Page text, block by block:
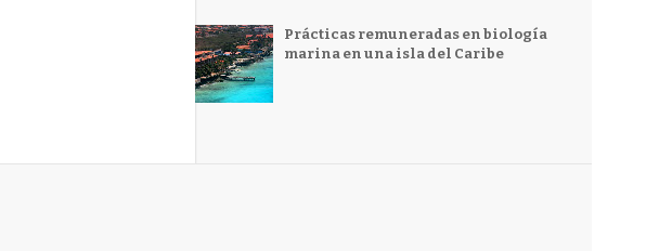
Prácticas remuneradas en biología
marina en una isla del Caribe